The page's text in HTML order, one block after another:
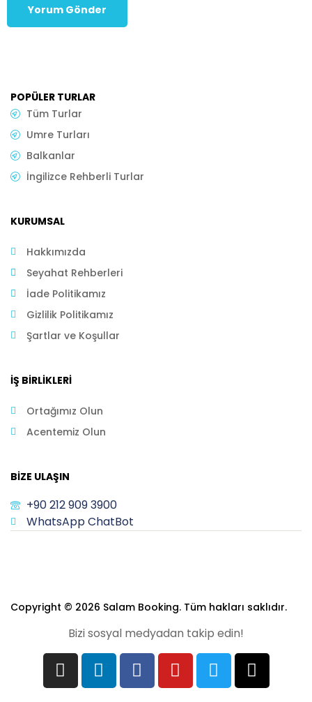
POPÜLER TURLAR
Tüm Turlar
Umre Turları
Balkanlar
İngilizce Rehberli Turlar
KURUMSAL
Hakkımızda
Seyahat Rehberleri
İade Politikamız
Gizlilik Politikamız
Şartlar ve Koşullar
İŞ BIRLIKLERI
Ortağımız Olun
Acentemiz Olun
BIZE ULAŞIN
+90 212 909 3900
WhatsApp ChatBot
Copyright © 2026 Salam Booking. Tüm hakları saklıdır.
Bizi sosyal medyadan takip edin!